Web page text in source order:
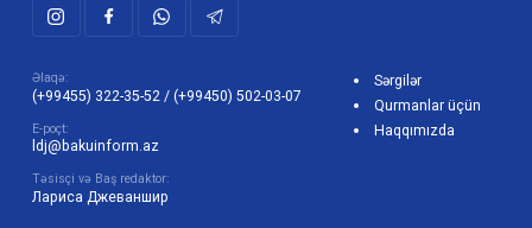
Əlaqə:
(+99455) 322-35-52 / (+99450) 502-03-07
E-poçt:
ldj@bakuinform.az
Təsisçi və Baş redaktor:
Лариса Джеваншир
Sərgilər
Qurmanlar üçün
Haqqımızda